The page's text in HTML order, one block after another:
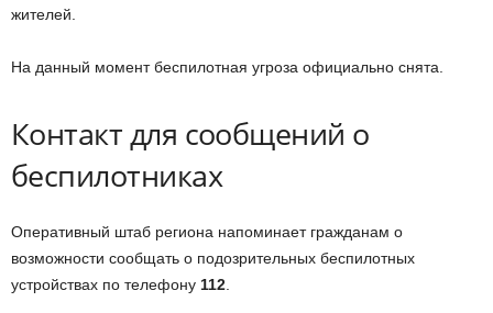
жителей.
На данный момент беспилотная угроза официально снята.
Контакт для сообщений о
беспилотниках
Оперативный штаб региона напоминает гражданам о
возможности сообщать о подозрительных беспилотных
устройствах по телефону 112